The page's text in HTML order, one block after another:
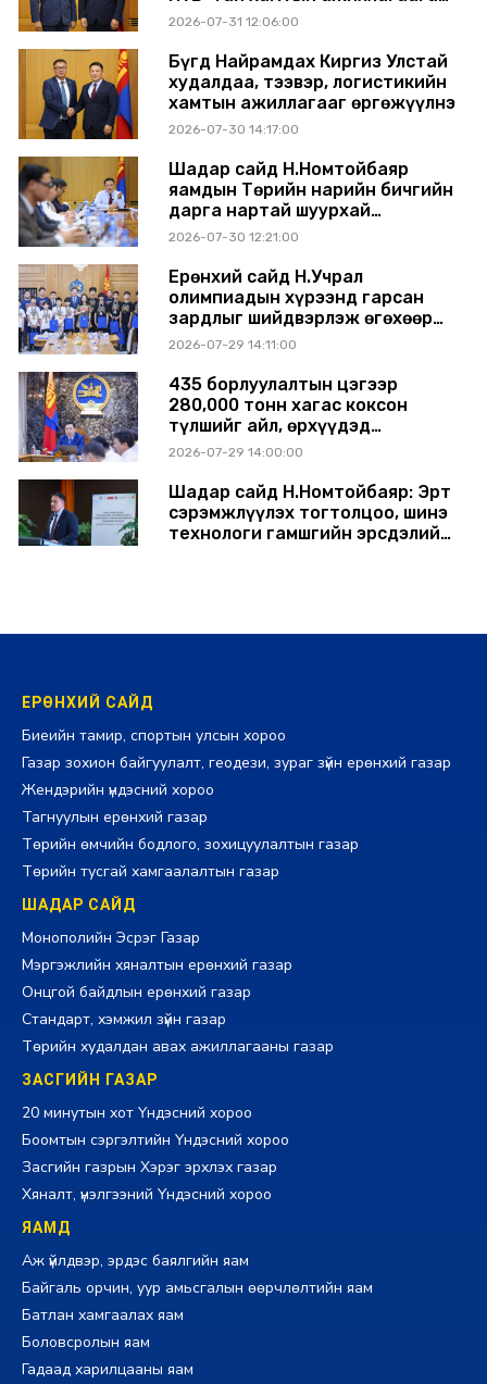
өргөжүүлэхээр санал солилцлоо
2026-07-31 12:06:00
Бүгд Найрамдах Киргиз Улстай
худалдаа, тээвэр, логистикийн
хамтын ажиллагааг өргөжүүлнэ
2026-07-30 14:17:00
Шадар сайд Н.Номтойбаяр
яамдын Төрийн нарийн бичгийн
дарга нартай шуурхай
хуралдлаа
2026-07-30 12:21:00
Ерөнхий сайд Н.Учрал
олимпиадын хүрээнд гарсан
зардлыг шийдвэрлэж өгөхөөр
болов
2026-07-29 14:11:00
435 борлуулалтын цэгээр
280,000 тонн хагас коксон
түлшийг айл, өрхүүдэд
борлуулна
2026-07-29 14:00:00
Шадар сайд Н.Номтойбаяр: Эрт
сэрэмжлүүлэх тогтолцоо, шинэ
технологи гамшгийн эрсдэлийг
ЕРӨНХИЙ САЙД
Биеийн тамир, спортын улсын хороо
Газар зохион байгуулалт, геодези, зураг зүйн ерөнхий газар
Жендэрийн үндэсний хороо
Тагнуулын ерөнхий газар
Төрийн өмчийн бодлого, зохицуулалтын газар
Төрийн тусгай хамгаалалтын газар
ШАДАР САЙД
Монополийн Эсрэг Газар
Мэргэжлийн хяналтын ерөнхий газар
Онцгой байдлын ерөнхий газар
Стандарт, хэмжил зүйн газар
Төрийн худалдан авах ажиллагааны газар
ЗАСГИЙН ГАЗАР
20 минутын хот Үндэсний хороо
Боомтын сэргэлтийн Үндэсний хороо
Засгийн газрын Хэрэг эрхлэх газар
Хяналт, үнэлгээний Үндэсний хороо
ЯАМД
Аж үйлдвэр, эрдэс баялгийн яам
Байгаль орчин, уур амьсгалын өөрчлөлтийн яам
Батлан хамгаалах яам
Боловсролын яам
Гадаад харилцааны яам